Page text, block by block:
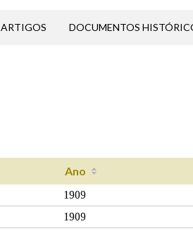
ARTIGOS DOCUMENTOS
Ano
1909
1909